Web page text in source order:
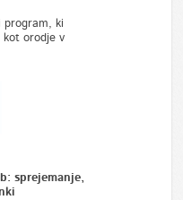
program, ki
orodje v
sprejemanje,